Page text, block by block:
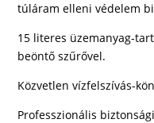
túláram elleni védelem
15 literes üzemanyag-
beöntő szűrővel.
Közvetlen vízfelszívás-
Professzionális